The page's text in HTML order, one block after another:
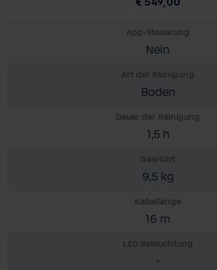
App-Steuerung
Nein
Art der Reinigung
Boden
Dauer der Reinigung
1,5 h
Gewicht
9,5 kg
Kabellänge
16 m
LED Beleuchtung
-